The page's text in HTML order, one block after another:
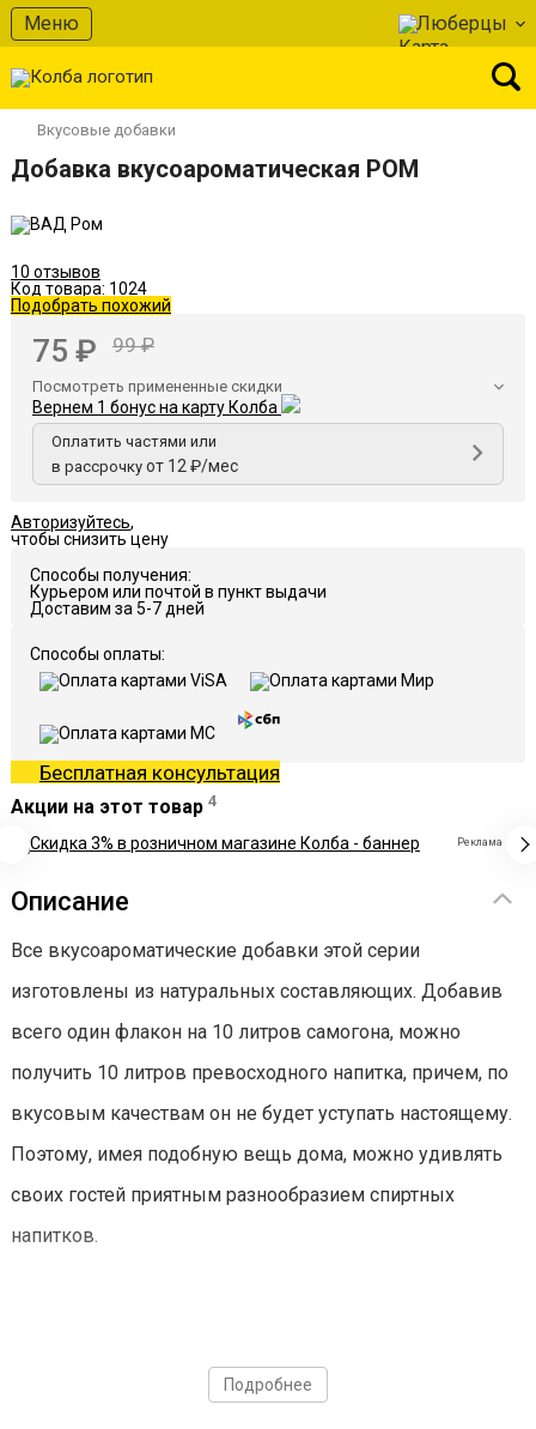
Меню Люберцы
Вкусовые добавки
Добавка вкусоароматическая РОМ
10 отзывов
Код товара: 1024
В избранное
Подобрать похожий
75 ₽ 99 ₽
Посмотреть примененные скидки
Вернем 1 бонус на карту Колба
Оплатить частями или
в рассрочку от 12 ₽/мес
Авторизуйтесь,
чтобы снизить цену
Способы получения:
Курьером или почтой в пункт выдачи
Доставим за 5-7 дней
Способы оплаты:
Бесплатная консультация
Акции на этот товар 4
Реклама
Описание
Все вкусоароматические добавки этой серии
изготовлены из натуральных составляющих. Добавив
всего один флакон на 10 литров самогона, можно
получить 10 литров превосходного напитка, причем, по
вкусовым качествам он не будет уступать настоящему.
Поэтому, имея подобную вещь дома, можно удивлять
своих гостей приятным разнообразием спиртных
напитков.
Подробнее